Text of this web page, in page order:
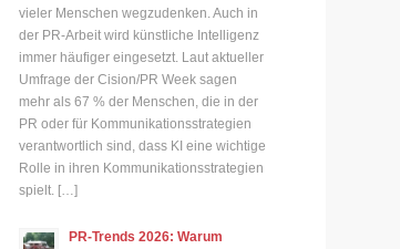
vieler Menschen wegzudenken. Auch in
der PR-Arbeit wird künstliche Intelligenz
immer häufiger eingesetzt. Laut aktueller
Umfrage der Cision/PR Week sagen
mehr als 67 % der Menschen, die in der
PR oder für Kommunikationsstrategien
verantwortlich sind, dass KI eine wichtige
Rolle in ihren Kommunikationsstrategien
spielt. […]
PR-Trends 2026: Warum